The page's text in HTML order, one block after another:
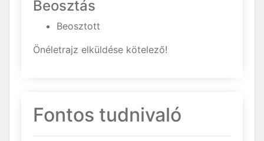
Beosztás
Beosztott
Önéletrajz elküldése kötelező!
Fontos tudnivaló